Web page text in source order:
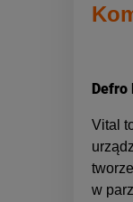
Defro
Vital
w